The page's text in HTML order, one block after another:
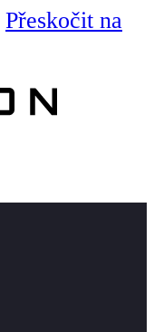
Přeskočit na